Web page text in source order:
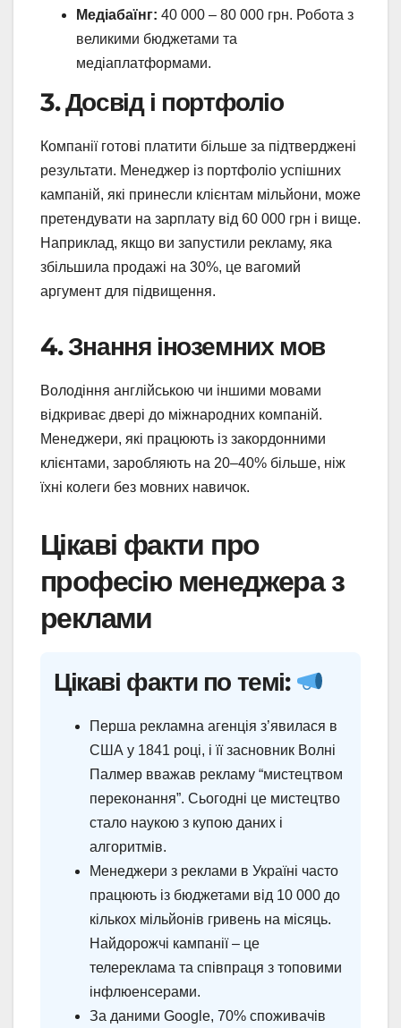
Медіабаїнг: 40 000 – 80 000 грн. Робота з
великими бюджетами та
медіаплатформами.
3. Досвід і портфоліо
Компанії готові платити більше за підтверджені
результати. Менеджер із портфоліо успішних
кампаній, які принесли клієнтам мільйони, може
претендувати на зарплату від 60 000 грн і вище.
Наприклад, якщо ви запустили рекламу, яка
збільшила продажі на 30%, це вагомий
аргумент для підвищення.
4. Знання іноземних мов
Володіння англійською чи іншими мовами
відкриває двері до міжнародних компаній.
Менеджери, які працюють із закордонними
клієнтами, заробляють на 20–40% більше, ніж
їхні колеги без мовних навичок.
Цікаві факти про
професію менеджера з
реклами
Цікаві факти по темі:
Перша рекламна агенція з’явилася в
США у 1841 році, і її засновник Волні
Палмер вважав рекламу “мистецтвом
переконання”. Сьогодні це мистецтво
стало наукою з купою даних і
алгоритмів.
Менеджери з реклами в Україні часто
працюють із бюджетами від 10 000 до
кількох мільйонів гривень на місяць.
Найдорожчі кампанії – це
телереклама та співпраця з топовими
інфлюенсерами.
За даними Google, 70% споживачів